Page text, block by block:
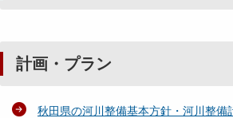
計画・プラン
秋田県の河川整備基本方針・河川整備